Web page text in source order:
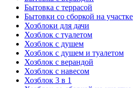
Бытовка с террасой
Бытовки со сборкой на участке
Хозблоки для дачи
Хозблок с туалетом
Хозблок с душем
Хозблок с душем и туалетом
Хозблок с верандой
Хозблок с навесом
Хозблок 3 в 1